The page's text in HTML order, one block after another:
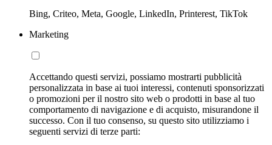
Bing, Criteo, Meta, Google, LinkedIn, Printerest, TikTok
Marketing
Accettando questi servizi, possiamo mostrarti pubblicità
personalizzata in base ai tuoi interessi, contenuti sponsorizzati
o promozioni per il nostro sito web o prodotti in base al tuo
comportamento di navigazione e di acquisto, misurandone il
successo. Con il tuo consenso, su questo sito utilizziamo i
seguenti servizi di terze parti: